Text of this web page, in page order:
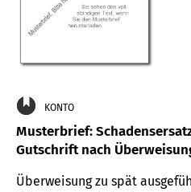
KONTO
Musterbrief:
Gutschrift nach
Überweisung zu spät